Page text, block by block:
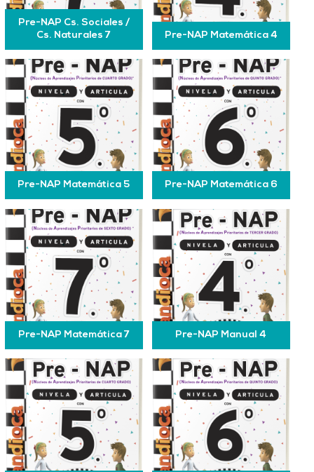
Pre-NAP Cs. Sociales /
Cs. Naturales 7
Pre-NAP Matemática 4
Pre-NAP Matemática 5 Pre-NAP Matemática 6
Pre-NAP Matemática 7 Pre-NAP Manual 4